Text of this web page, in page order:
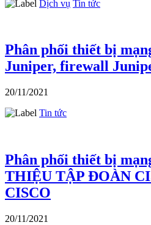
Dịch vụ Tin tức
Phân phối thiết bị
Juniper, firewall
20/11/2021
Tin tức
Phân phối thiết bị
THIỆU TẬP ĐOÀN
CISCO
20/11/2021